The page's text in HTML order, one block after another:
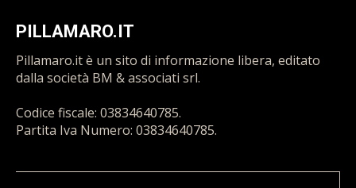
PILLAMARO.IT
Pillamaro.it è un sito di informazione libera, editato
dalla società BM & associati srl.
Codice fiscale: 03834640785.
Partita Iva Numero: 03834640785.